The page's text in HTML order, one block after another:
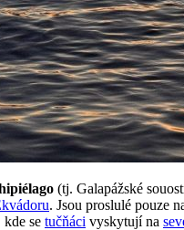
(tj. Galapážské
. Jsou proslulé pouze
kde se tučňáci vyskytují na